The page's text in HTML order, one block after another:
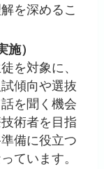
を深めるこ
）
を対象に、
傾向や選抜
を聞く機会
術者を目指
備に役立つ
ています。